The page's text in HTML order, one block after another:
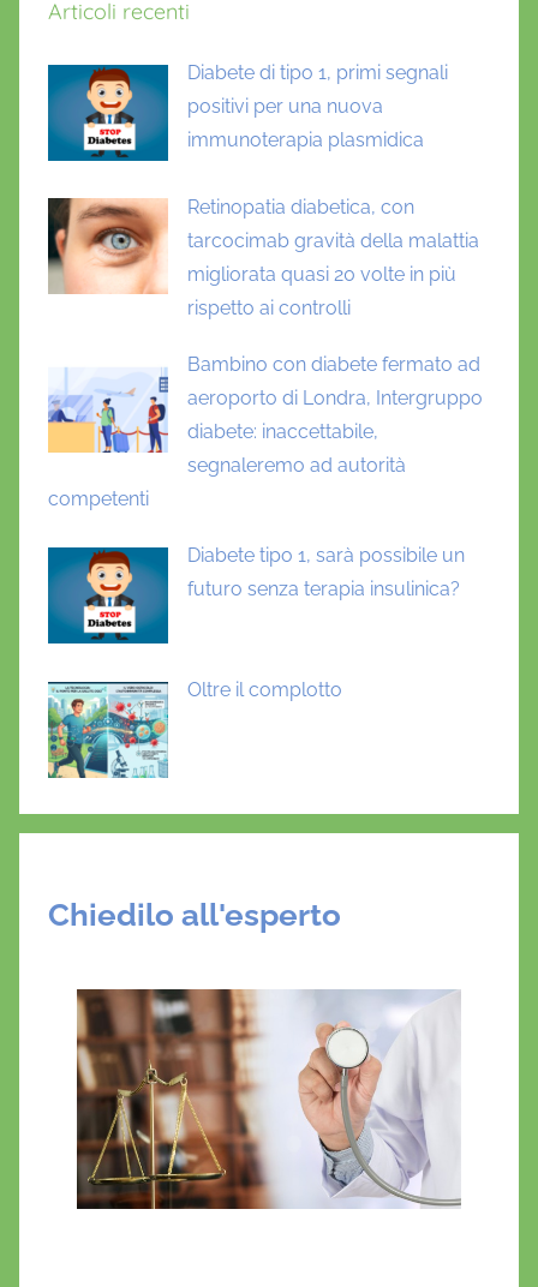
Articoli recenti
Diabete di tipo 1, primi segnali
positivi per una nuova
immunoterapia plasmidica
Retinopatia diabetica, con
tarcocimab gravità della malattia
migliorata quasi 20 volte in più
rispetto ai controlli
Bambino con diabete fermato ad
aeroporto di Londra, Intergruppo
diabete: inaccettabile,
segnaleremo ad autorità
competenti
Diabete tipo 1, sarà possibile un
futuro senza terapia insulinica?
Oltre il complotto
Chiedilo all'esperto